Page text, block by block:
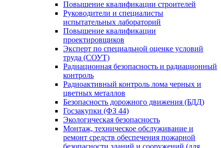
Повышение квалификации строителей
Руководители и специалисты
испытательных лабораторий
Повышение квалификации
проектировщиков
Эксперт по специальной оценке условий
труда (СОУТ)
Радиационная безопасность и радиационный
контроль
Радиоактивный контроль лома черных и
цветных металлов
Безопасность дорожного движения (БДД)
Госзакупки (ФЗ 44)
Экологическая безопасность
Монтаж, техническое обслуживание и
ремонт средств обеспечения пожарной
безопасности зданий и сооружений (для